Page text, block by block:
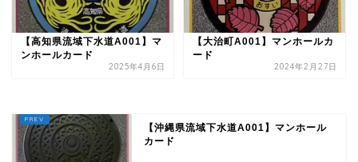
【高知県流域下水道A001】マ
ンホールカード
2025年4月6日
【大治町A001】マンホールカ
ード
2024年2月27日
【沖縄県流域下水道A001】マンホール
カード